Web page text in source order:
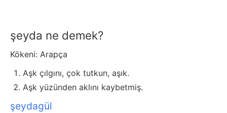
şeyda ne demek?
Kökeni: Arapça
Aşk çılgını, çok tutkun, aşık.
Aşk yüzünden aklını kaybetmiş.
şeydagül